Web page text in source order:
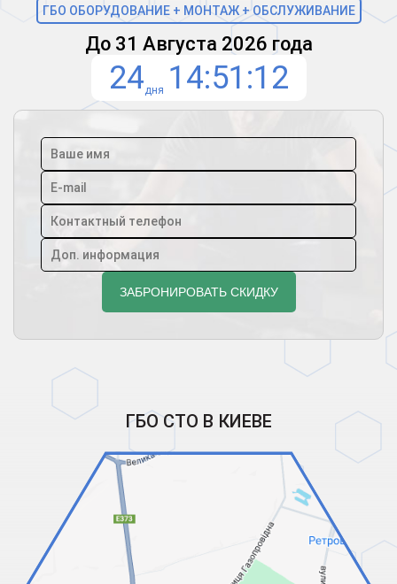
ГБО ОБОРУДОВАНИЕ + МОНТАЖ + ОБСЛУЖИВАНИЕ
До 31 Августа 2026 года
24дня 14 51 12
ГБО СТО В КИЕВЕ